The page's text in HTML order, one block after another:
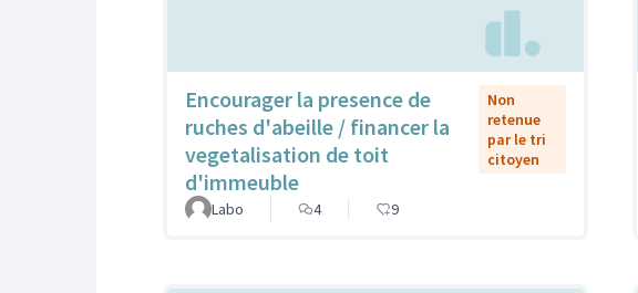
Encourager la presence de
ruches d'abeille / financer la
vegetalisation de toit
d'immeuble
Non
retenue
par le tri
citoyen
Labo 4 9